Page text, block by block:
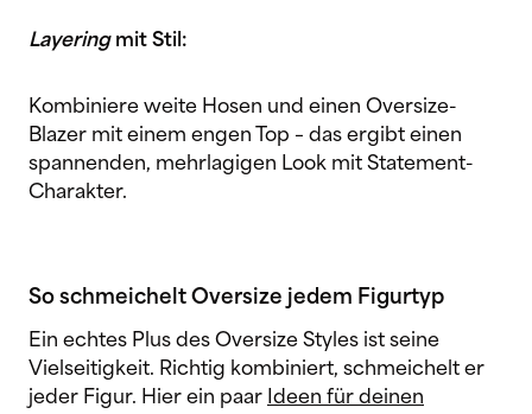
Layeringmit Stil:
Kombiniere weite Hosen und einen Oversize-
Blazer mit einem engen Top – das ergibt einen
spannenden, mehrlagigen Look mit Statement-
Charakter.
So schmeichelt Oversize jedem Figurtyp
Ein echtes Plus des Oversize Styles ist seine
Vielseitigkeit. Richtig kombiniert, schmeichelt er
jeder Figur. Hier ein paar Ideen für deinen